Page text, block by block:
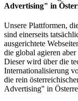
Advertising" in
Unsere Plattformen,
sind einerseits
ausgerichtete
die global agieren
Dieser wird über die
Internationalisierung
die rein
Advertising" in